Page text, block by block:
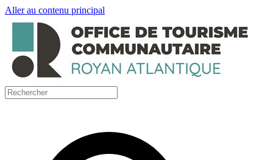
Aller au contenu principal